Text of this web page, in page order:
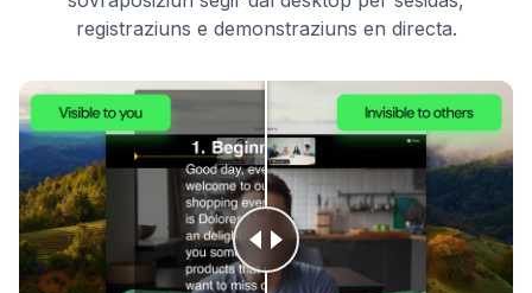
registraziuns e demonstraziuns en directa.